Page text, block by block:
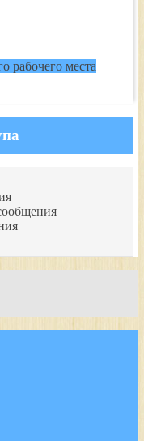
рабочего места